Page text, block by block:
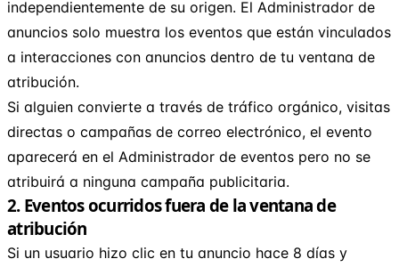
independientemente de su origen. El Administrador de
anuncios solo muestra los eventos que están vinculados
a interacciones con anuncios dentro de tu ventana de
atribución.
Si alguien convierte a través de tráfico orgánico, visitas
directas o campañas de correo electrónico, el evento
aparecerá en el Administrador de eventos pero no se
atribuirá a ninguna campaña publicitaria.
2. Eventos ocurridos fuera de la ventana de
atribución
Si un usuario hizo clic en tu anuncio hace 8 días y